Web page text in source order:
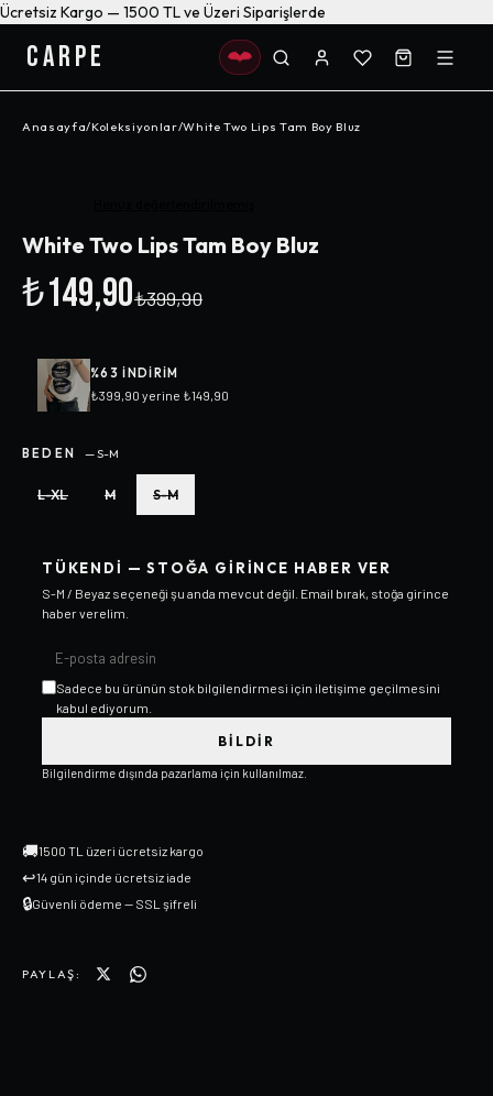
Ücretsiz Kargo — 1500 TL ve Üzeri Siparişlerde
CARPE
Anasayfa/Koleksiyonlar/White Two Lips Tam Boy Bluz
White Two Lips Tam Boy Bluz
₺149,90₺399,90
%63 INDIRIM
₺399,90 yerine ₺149,90
BEDEN —S-M
L-XL M S-M
TÜKENDI — STOĞA GIRINCE HABER VER
S-M / Beyaz seçeneği şu anda mevcut değil. Email bırak, stoğa girince
haber verelim.
Sadece bu ürünün stok bilgilendirmesi için iletişime geçilmesini
kabul ediyorum.
BILDIR
Bilgilendirme dışında pazarlama için kullanılmaz.
🚚1500 TL üzeri ücretsiz kargo
↩14 gün içinde ücretsiz iade
🔒Güvenli ödeme — SSL şifreli
PAYLAŞ: